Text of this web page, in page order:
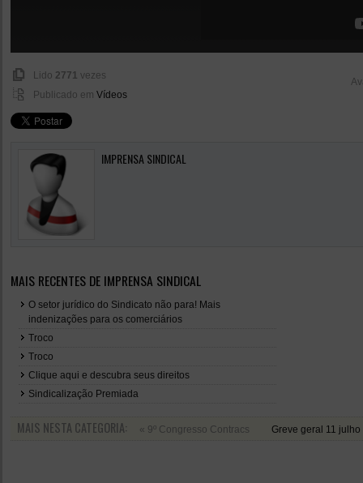
Lido 2771 vezes
Publicado em Vídeos
IMPRENSA SINDICAL
MAIS RECENTES DE IMPRENSA SINDICAL
O setor jurídico do Sindicato não para! Mais
indenizações para os comerciários
Troco
Troco
Clique aqui e descubra seus direitos
Sindicalização Premiada
MAIS NESTA CATEGORIA: « 9º Congresso Contracs Greve geral 11 julho